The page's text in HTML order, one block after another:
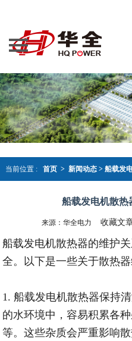
网站首页
产品大全
案例资讯
新闻动态
荣誉资质
关于华全
当前位置 : 首页 > 新闻动态> 船载发
船载发电机散热
来源：华全电力收藏文
船载发电机散热器的维护
全。以下是一些关于散热
1. 船载发电机散热器保持
的水环境中，容易积累各
等。这些杂质会严重影响